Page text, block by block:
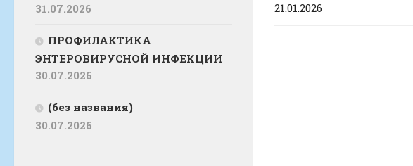
21.01.2026
31.07.2026
ПРОФИЛАКТИКА
ЭНТЕРОВИРУСНОЙ ИНФЕКЦИИ
30.07.2026
(без названия)
30.07.2026